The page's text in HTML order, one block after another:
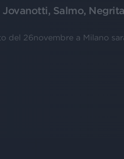
Jovanotti, Salmo,
del 26novembre a Milano